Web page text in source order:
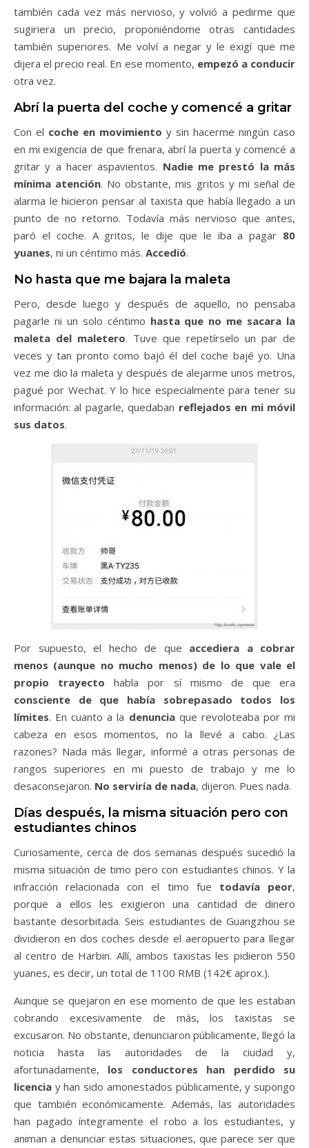
también cada vez más nervioso, y volvió a pedirme que
sugiriera un precio, proponiéndome otras cantidades
también superiores. Me volví a negar y le exigí que me
dijera el precio real. En ese momento, empezó a conducir
otra vez.
Abrí la puerta del coche y comencé a gritar
Con el coche en movimiento y sin hacerme ningún caso
en mi exigencia de que frenara, abrí la puerta y comencé a
gritar y a hacer aspavientos. Nadie me prestó la más
mínima atención. No obstante, mis gritos y mi señal de
alarma le hicieron pensar al taxista que había llegado a un
punto de no retorno. Todavía más nervioso que antes,
paró el coche. A gritos, le dije que le iba a pagar 80
yuanes, ni un céntimo más. Accedió.
No hasta que me bajara la maleta
Pero, desde luego y después de aquello, no pensaba
pagarle ni un solo céntimo hasta que no me sacara la
maleta del maletero. Tuve que repetírselo un par de
veces y tan pronto como bajó él del coche bajé yo. Una
vez me dio la maleta y después de alejarme unos metros,
pagué por Wechat. Y lo hice especialmente para tener su
información: al pagarle, quedaban reflejados en mi móvil
sus datos.
Por supuesto, el hecho de que accediera a cobrar
menos (aunque no mucho menos) de lo que vale el
propio trayecto habla por sí mismo de que era
consciente de que había sobrepasado todos los
límites. En cuanto a la denunciaque revoloteaba por mi
cabeza en esos momentos, no la llevé a cabo. ¿Las
razones? Nada más llegar, informé a otras personas de
rangos superiores en mi puesto de trabajo y me lo
desaconsejaron. No serviría de nada, dijeron. Pues nada.
Días después, la misma situación pero con
estudiantes chinos
Curiosamente, cerca de dos semanas después sucedió la
misma situación de timo pero con estudiantes chinos. Y la
infracción relacionada con el timo fue todavía peor,
porque a ellos les exigieron una cantidad de dinero
bastante desorbitada. Seis estudiantes de Guangzhou se
dividieron en dos coches desde el aeropuerto para llegar
al centro de Harbin. Allí, ambos taxistas les pidieron 550
yuanes, es decir, un total de 1100 RMB (142€ aprox.).
Aunque se quejaron en ese momento de que les estaban
cobrando excesivamente de más, los taxistas se
excusaron. No obstante, denunciaron públicamente, llegó la
noticia hasta las autoridades de la ciudad y,
afortunadamente, los conductores han perdido su
licencia y han sido amonestados públicamente, y supongo
que también económicamente. Además, las autoridades
han pagado íntegramente el robo a los estudiantes, y
animan a denunciar estas situaciones, que parece ser que